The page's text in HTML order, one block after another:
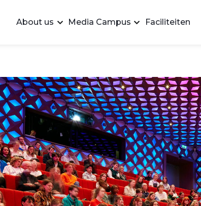
About us Media Campus Faciliteiten